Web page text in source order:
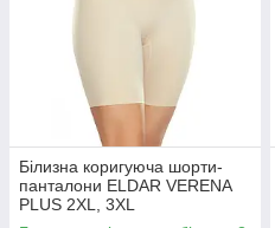
Білизна коригуюча шорти-
панталони ELDAR VERENA
PLUS 2XL, 3XL